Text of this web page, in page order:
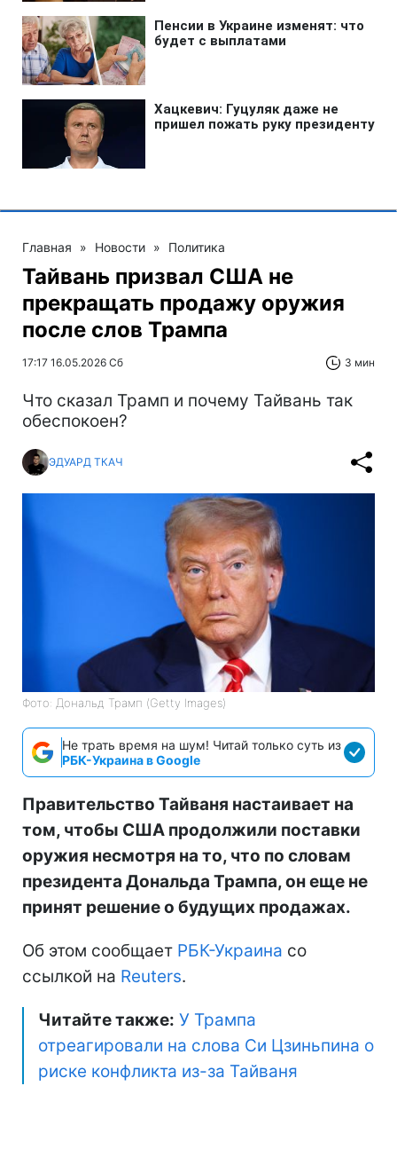
Главная » Новости » Политика
Тайвань призвал США не
прекращать продажу оружия
после слов Трампа
17:17 16.05.2026 Сб 3 мин
Что сказал Трамп и почему Тайвань так
обеспокоен?
ЭДУАРД ТКАЧ
Фото: Дональд Трамп (Getty Images)
Не трать время на шум! Читай только суть из
РБК-Украина в Google
Правительство Тайваня настаивает на
том, чтобы США продолжили поставки
оружия несмотря на то, что по словам
президента Дональда Трампа, он еще не
принят решение о будущих продажах.
Об этом сообщает РБК-Украина со
ссылкой на Reuters.
Читайте также: У Трампа
отреагировали на слова Си Цзиньпина о
риске конфликта из-за Тайваня